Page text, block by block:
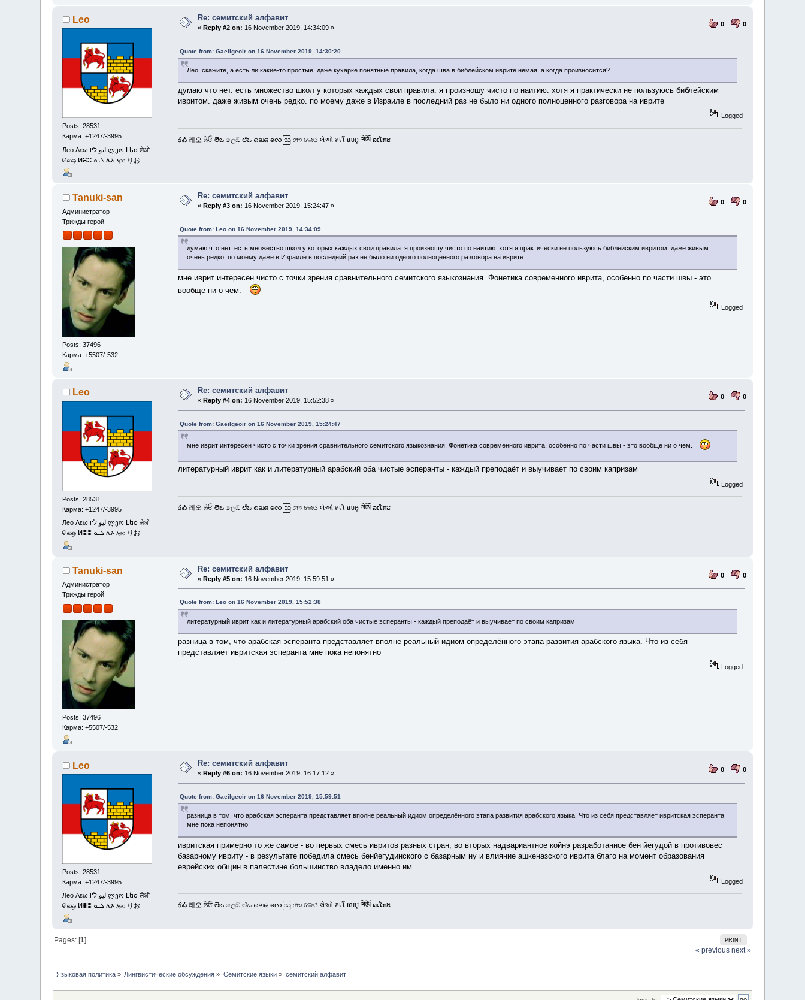
Leo
Posts: 28531
Карма: +1247/-3995
Лео Λεω ليو ליו ლეო Լեօ लेओ
லெஒ ⵍⴻⵓ ܠܝܘ ሌኦ ⲗⲉⲟ りお
Re: семитский алфавит
« Reply #2 on: 16 November 2019, 14:34:09 » 0 0
Quote from: Gaeilgeoir on 16 November 2019, 14:30:20
Лео, скажите, а есть ли какие-то простые, даже кухарке понятные правила, когда шва в библейском иврите немая, а когда произносится?
думаю что нет. есть множество школ у которых каждых свои правила. я произношу чисто по наитию. хотя я практически не пользуюсь библейским
ивритом. даже живым очень редко. по моему даже в Израиле в последний раз не было ни одного полноценного разговора на иврите
Logged
ᎴᎣ 레오 ਲੇਓ లెఒ ලෙඔ ಲೆಒ ലെഒ လေဩ লেও ଲେଓ લેઓ ลเโ លេអុ ལེཨོ ລເໂກະ
Tanuki-san
Администратор
Трижды герой
Posts: 37496
Карма: +5507/-532
Re: семитский алфавит
« Reply #3 on: 16 November 2019, 15:24:47 » 0 0
Quote from: Leo on 16 November 2019, 14:34:09
думаю что нет. есть множество школ у которых каждых свои правила. я произношу чисто по наитию. хотя я практически не пользуюсь библейским ивритом. даже живым
очень редко. по моему даже в Израиле в последний раз не было ни одного полноценного разговора на иврите
мне иврит интересен чисто с точки зрения сравнительного семитского языкознания. Фонетика современного иврита, особенно по части швы - это
вообще ни о чем.
Logged
Leo
Posts: 28531
Карма: +1247/-3995
Лео Λεω ليو ליו ლეო Լեօ लेओ
லெஒ ⵍⴻⵓ ܠܝܘ ሌኦ ⲗⲉⲟ りお
Re: семитский алфавит
« Reply #4 on: 16 November 2019, 15:52:38 » 0 0
Quote from: Gaeilgeoir on 16 November 2019, 15:24:47
мне иврит интересен чисто с точки зрения сравнительного семитского языкознания. Фонетика современного иврита, особенно по части швы - это вообще ни о чем.
литературный иврит как и литературный арабский оба чистые эсперанты - каждый преподаёт и выучивает по своим капризам
Logged
ᎴᎣ 레오 ਲੇਓ లెఒ ලෙඔ ಲೆಒ ലെഒ လေဩ লেও ଲେଓ લેઓ ลเโ លេអុ ལེཨོ ລເໂກະ
Tanuki-san
Администратор
Трижды герой
Posts: 37496
Карма: +5507/-532
Re: семитский алфавит
« Reply #5 on: 16 November 2019, 15:59:51 » 0 0
Quote from: Leo on 16 November 2019, 15:52:38
литературный иврит как и литературный арабский оба чистые эсперанты - каждый преподаёт и выучивает по своим капризам
разница в том, что арабская эсперанта представляет вполне реальный идиом определённого этапа развития арабского языка. Что из себя
представляет ивритская эсперанта мне пока непонятно
Logged
Leo
Posts: 28531
Карма: +1247/-3995
Лео Λεω ليو ליו ლეო Լեօ लेओ
லெஒ ⵍⴻⵓ ܠܝܘ ሌኦ ⲗⲉⲟ りお
Re: семитский алфавит
« Reply #6 on: 16 November 2019, 16:17:12 » 0 0
Quote from: Gaeilgeoir on 16 November 2019, 15:59:51
разница в том, что арабская эсперанта представляет вполне реальный идиом определённого этапа развития арабского языка. Что из себя представляет ивритская эсперанта
мне пока непонятно
ивритская примерно то же самое - во первых смесь ивритов разных стран, во вторых надвариантное койнэ разработанное бен йегудой в противовес
базарному ивриту - в результате победила смесь бенйегудинского с базарным ну и влияние ашкеназского иврита благо на момент образования
еврейских общин в палестине большинство владело именно им
Logged
ᎴᎣ 레오 ਲੇਓ లెఒ ලෙඔ ಲೆಒ ലെഒ လေဩ লেও ଲେଓ લેઓ ลเโ លេអុ ལེཨོ ລເໂກະ
PRINT
Pages: [1]
« previous next »
Языковая политика» Лингвистические обсуждения » Семитские языки» семитский алфавит